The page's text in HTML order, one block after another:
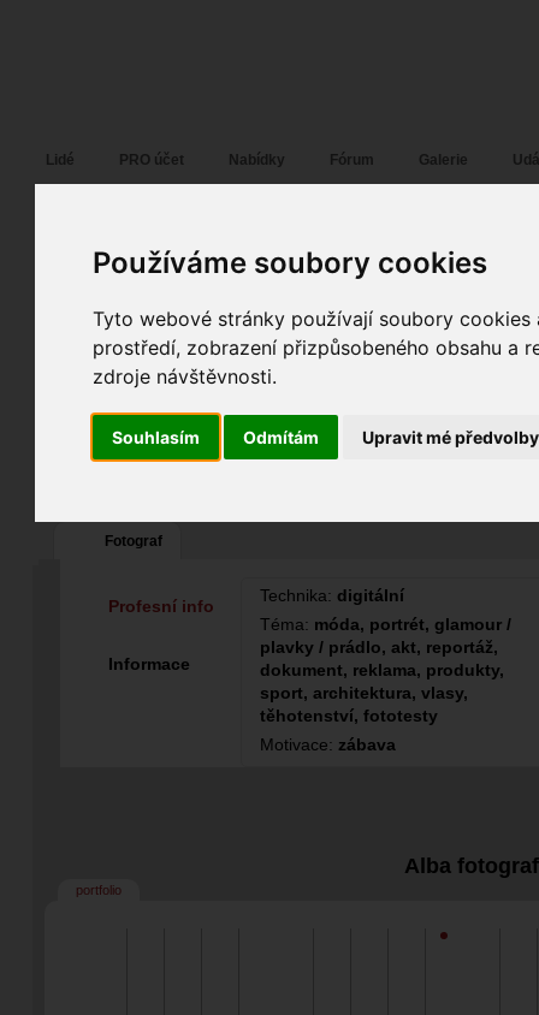
Používáme soubory cookies
Tyto webové stránky používají soubory
prostředí, zobrazení přizpůsobeného obsahu a
zdroje návštěvnosti.
Souhlasím Odmítám Upravit mé předvolby
Lidé PRO účet Nabídky Fórum Galerie
Vladimír B
Pohlaví: Věk: 40
Plzeň
Jazyk:
cs
Poslední přihlášení:dnes
Registrace:
05. 08. 2014| ID:113501
0
Fotograf
Technika: digitální
Téma: móda, portrét, glamour /
plavky / prádlo, akt, reportáž,
dokument, reklama, produkty,
sport, architektura, vlasy,
těhotenství, fototesty
Motivace: zábava
Profesní info
Informace
Alba
portfolio